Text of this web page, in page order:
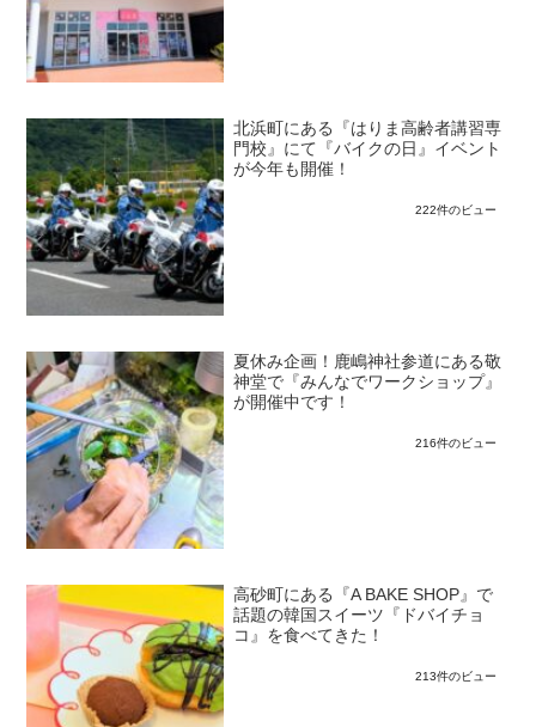
北浜町にある『はりま高齢者講習専
門校』にて『バイクの日』イベント
が今年も開催！
222件のビュー
夏休み企画！鹿嶋神社参道にある敬
神堂で『みんなでワークショップ』
が開催中です！
216件のビュー
高砂町にある『A BAKE SHOP』で
話題の韓国スイーツ『ドバイチョ
コ』を食べてきた！
213件のビュー